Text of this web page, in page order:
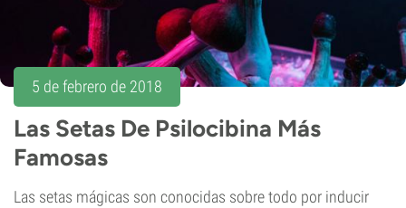
5 de febrero de 2018
Las Setas De Psilocibina Más
Famosas
Las setas mágicas son conocidas sobre todo por inducir